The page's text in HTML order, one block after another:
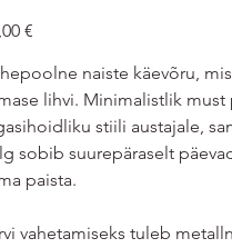
€
naiste käevõru,
lihvi. Minimalistlik
stiili austajale,
sobib suurepäraselt
paista.
vahetamiseks tuleb